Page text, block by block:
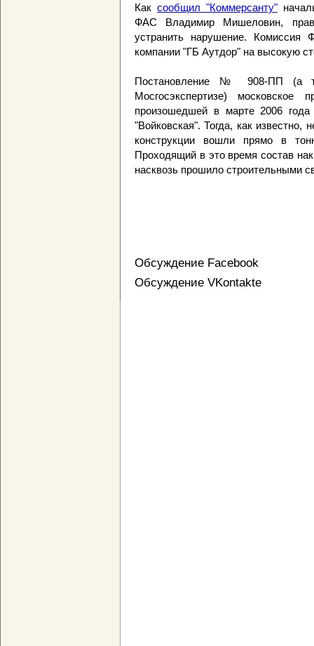
Как сообщил "Коммерсанту"
ФАС Владимир Мишеловин,
устранить нарушение.
компании "ГБ Аутдор" на высокую
Постановление № 908-ПП (а
Мосгосэкспертизе) московское
произошедшей в марте 2006
"Войковская". Тогда, как известно,
конструкции вошли прямо в
Проходящий в это время состав
насквозь прошило строительными
Обсуждение Facebook
Обсуждение VKontakte